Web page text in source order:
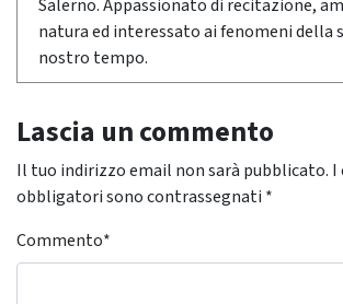
Salerno. Appassionato di recitazione,
natura ed interessato ai fenomeni della
nostro tempo.
Lascia un commento
Il tuo indirizzo email non sarà pubblicato. I
obbligatori sono contrassegnati *
Commento*